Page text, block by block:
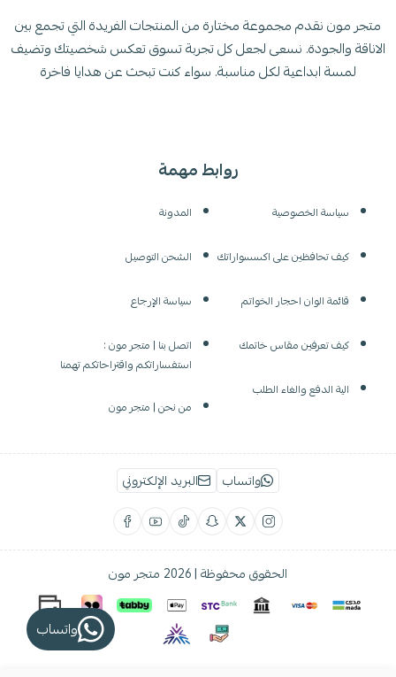
روابط مهمة
سياسة الخصوصية
كيف تحافظين على اكسسواراتك
قائمة الوان احجار الخواتم
كيف تعرفين مقاس خاتمك
الية الدفع والغاء الطلب
المدونة
الشحن التوصيل
سياسة الإرجاع
اتصل بنا | متجر مون :
استفساراتكم واقتراحاتكم تهمنا
من نحن | متجر مون
متجر مون نقدم مجموعة مختارة من المنتجات الفريدة التي تجمع بين
الاناقة والجودة. نسعى لجعل كل تجربة تسوق تعكس شخصيتك وتضيف
لمسة ابداعية لكل مناسبة. سواء كنت تبحث عن هدايا فاخرة
واتساب البريد الإلكتروني
الحقوق محفوظة | 2026 متجر مون
واتساب